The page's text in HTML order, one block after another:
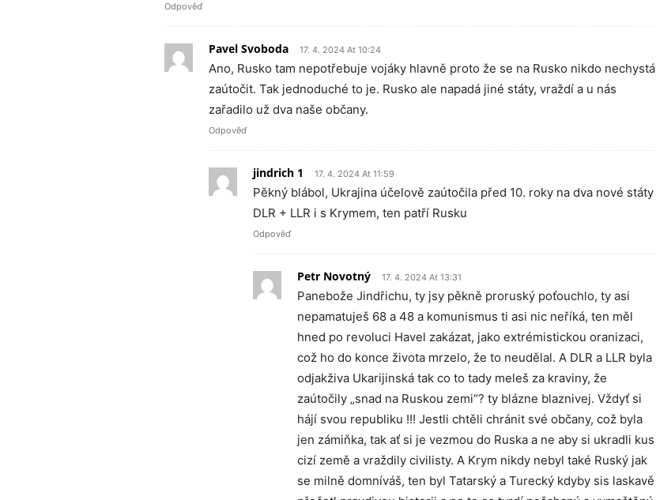
Odpověď
Pavel Svoboda 17. 4. 2024 At 10:24
Ano, Rusko tam nepotřebuje vojáky hlavně proto že se na Rusko nikdo nechystá
zaútočit. Tak jednoduché to je. Rusko ale napadá jiné státy, vraždí a u nás
zařadilo už dva naše občany.
Odpověď
jindrich 1 17. 4. 2024 At 11:59
Pěkný blábol, Ukrajina účelově zaútočila před 10. roky na dva nové státy
DLR + LLR i s Krymem, ten patří Rusku
Odpověď
Petr Novotný 17. 4. 2024 At 13:31
Panebože Jindřichu, ty jsy pěkně proruský poťouchlo, ty asi
nepamatuješ 68 a 48 a komunismus ti asi nic neříká, ten měl
hned po revoluci Havel zakázat, jako extrémistickou oranizaci,
což ho do konce života mrzelo, že to neudělal. A DLR a LLR byla
odjakživa Ukarijinská tak co to tady meleš za kraviny, že
zaútočily „snad na Ruskou zemi“? ty blázne blaznivej. Vždyť si
hájí svou republiku !!! Jestli chtěli chránit své občany, což byla
jen zámiňka, tak ať si je vezmou do Ruska a ne aby si ukradli kus
cizí země a vraždily civilisty. A Krym nikdy nebyl také Ruský jak
se milně domníváš, ten byl Tatarský a Turecký kdyby sis laskavě